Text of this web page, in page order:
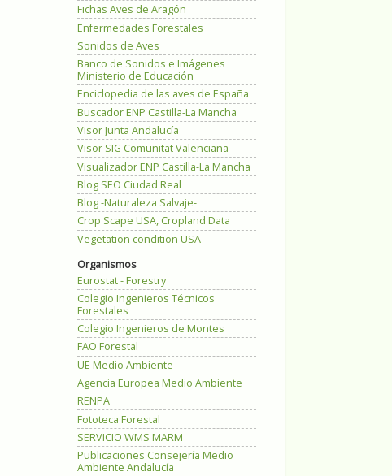
Fichas Aves de Aragón
Enfermedades Forestales
Sonidos de Aves
Banco de Sonidos e Imágenes
Ministerio de Educación
Enciclopedia de las aves de España
Buscador ENP Castilla-La Mancha
Visor Junta Andalucía
Visor SIG Comunitat Valenciana
Visualizador ENP Castilla-La Mancha
Blog SEO Ciudad Real
Blog -Naturaleza Salvaje-
Crop Scape USA, Cropland Data
Vegetation condition USA
Organismos
Eurostat - Forestry
Colegio Ingenieros Técnicos
Forestales
Colegio Ingenieros de Montes
FAO Forestal
UE Medio Ambiente
Agencia Europea Medio Ambiente
RENPA
Fototeca Forestal
SERVICIO WMS MARM
Publicaciones Consejería Medio
Ambiente Andalucía